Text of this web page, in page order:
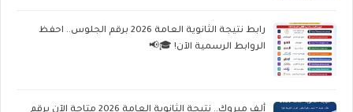
رابط نتيجة الثانوية العامة 2026 برقم الجلوس.. احفظ
الروابط الرسمية الآن! 🎓📢